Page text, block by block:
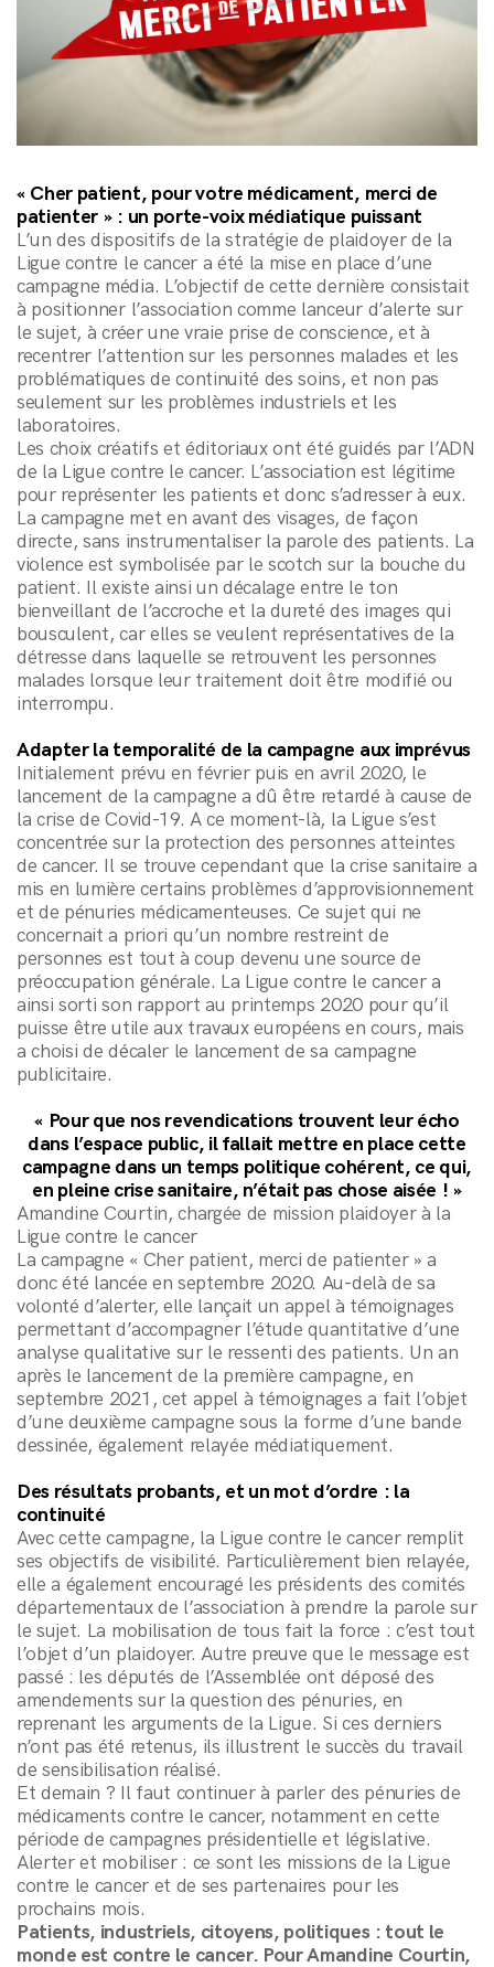
andCo
andClients
andNews
andContact
S'inscrire à la newsletter
Mentions légales
« Cher patient, pour votre médicament, merci de
patienter » : un porte-voix médiatique puissant
L’un des dispositifs de la stratégie de plaidoyer de la
Ligue contre le cancer a été la mise en place d’une
campagne média. L’objectif de cette dernière consistait
à positionner l’association comme lanceur d’alerte sur
le sujet, à créer une vraie prise de conscience, et à
recentrer l’attention sur les personnes malades et les
problématiques de continuité des soins, et non pas
seulement sur les problèmes industriels et les
laboratoires.
Les choix créatifs et éditoriaux ont été guidés par l’ADN
de la Ligue contre le cancer. L’association est légitime
pour représenter les patients et donc s’adresser à eux.
La campagne met en avant des visages, de façon
directe, sans instrumentaliser la parole des patients. La
violence est symbolisée par le scotch sur la bouche du
patient. Il existe ainsi un décalage entre le ton
bienveillant de l’accroche et la dureté des images qui
bousculent, car elles se veulent représentatives de la
détresse dans laquelle se retrouvent les personnes
malades lorsque leur traitement doit être modifié ou
interrompu.
Adapter la temporalité de la campagne aux imprévus
Initialement prévu en février puis en avril 2020, le
lancement de la campagne a dû être retardé à cause de
la crise de Covid-19. A ce moment-là, la Ligue s’est
concentrée sur la protection des personnes atteintes
de cancer. Il se trouve cependant que la crise sanitaire a
mis en lumière certains problèmes d’approvisionnement
et de pénuries médicamenteuses. Ce sujet qui ne
concernait a priori qu’un nombre restreint de
personnes est tout à coup devenu une source de
préoccupation générale. La Ligue contre le cancer a
ainsi sorti son rapport au printemps 2020 pour qu’il
puisse être utile aux travaux européens en cours, mais
a choisi de décaler le lancement de sa campagne
publicitaire.
« Pour que nos revendications trouvent leur écho
dans l’espace public, il fallait mettre en place cette
campagne dans un temps politique cohérent, ce qui,
en pleine crise sanitaire, n’était pas chose aisée ! »
Amandine Courtin, chargée de mission plaidoyer à la
Ligue contre le cancer
La campagne « Cher patient, merci de patienter » a
donc été lancée en septembre 2020. Au-delà de sa
volonté d’alerter, elle lançait un appel à témoignages
permettant d’accompagner l’étude quantitative d’une
analyse qualitative sur le ressenti des patients. Un an
après le lancement de la première campagne, en
septembre 2021, cet appel à témoignages a fait l’objet
d’une deuxième campagne sous la forme d’une bande
dessinée, également relayée médiatiquement.
Des résultats probants, et un mot d’ordre : la
continuité
Avec cette campagne, la Ligue contre le cancer remplit
ses objectifs de visibilité. Particulièrement bien relayée,
elle a également encouragé les présidents des comités
départementaux de l’association à prendre la parole sur
le sujet. La mobilisation de tous fait la force : c’est tout
l’objet d’un plaidoyer. Autre preuve que le message est
passé : les députés de l’Assemblée ont déposé des
amendements sur la question des pénuries, en
reprenant les arguments de la Ligue. Si ces derniers
n’ont pas été retenus, ils illustrent le succès du travail
de sensibilisation réalisé.
Et demain ? Il faut continuer à parler des pénuries de
médicaments contre le cancer, notamment en cette
période de campagnes présidentielle et législative.
Alerter et mobiliser : ce sont les missions de la Ligue
contre le cancer et de ses partenaires pour les
prochains mois.
Patients, industriels, citoyens, politiques : tout le
monde est contre le cancer. Pour Amandine Courtin,